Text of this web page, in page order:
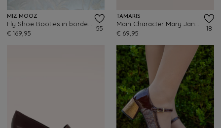
MIZ MOOZ
€ 169,95
55
TAMARIS
€ 69,95
18